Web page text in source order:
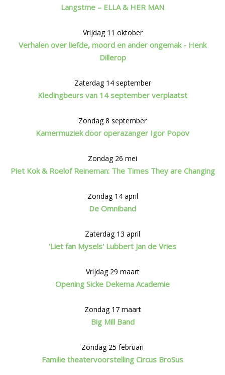
Langstme – ELLA & HER MAN
Vrijdag 11 oktober
Verhalen over liefde, moord en ander ongemak - Henk
Dillerop
Zaterdag 14 september
Kledingbeurs van 14 september verplaatst
Zondag 8 september
Kamermuziek door operazanger Igor Popov
Zondag 26 mei
Piet Kok & Roelof Reineman: The Times They are Changing
Zondag 14 april
De Omniband
Zaterdag 13 april
'Liet fan Mysels' Lubbert Jan de Vries
Vrijdag 29 maart
Opening Sicke Dekema Academie
Zondag 17 maart
Big Mill Band
Zondag 25 februari
Familie theatervoorstelling Circus BroSus